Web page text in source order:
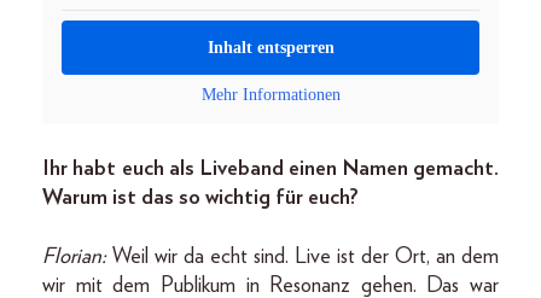
Inhalt entsperren
Mehr Informationen
Ihr habt euch als Liveband einen Namen gemacht.
Warum ist das so wichtig für euch?
Florian: Weil wir da echt sind. Live ist der Ort, an dem
wir mit dem Publikum in Resonanz gehen. Das war